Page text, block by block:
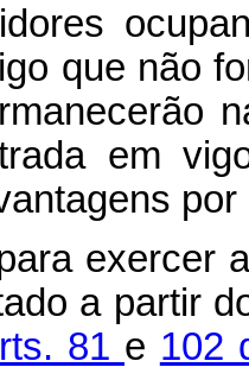
que não
em
exercer
a partir
81 e 102